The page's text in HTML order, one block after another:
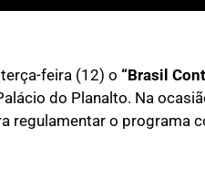
feira (12) o “Brasil
do Planalto. Na
regulamentar o programa